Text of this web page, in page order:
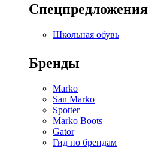
Спецпредложения
Школьная обувь
Бренды
Marko
San Marko
Spotter
Marko Boots
Gator
Гид по брендам